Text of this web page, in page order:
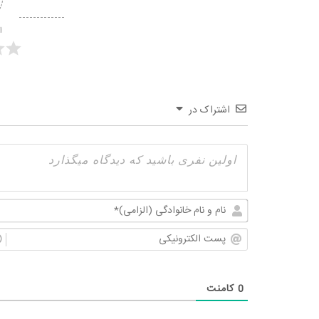
اشتراک در
0 کامنت